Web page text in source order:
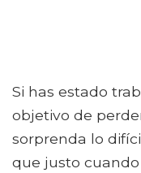
Si has estado
objetivo de
sorprenda lo
que justo